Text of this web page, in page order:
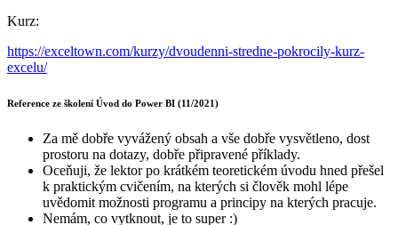
Kurz:
https://exceltown.com/kurzy/dvoudenni-stredne-pokrocily-kurz-
excelu/
Reference ze školení Úvod do Power BI (11/2021)
Za mě dobře vyvážený obsah a vše dobře vysvětleno, dost
prostoru na dotazy, dobře připravené příklady.
Oceňuji, že lektor po krátkém teoretickém úvodu hned přešel
k praktickým cvičením, na kterých si člověk mohl lépe
uvědomit možnosti programu a principy na kterých pracuje.
Nemám, co vytknout, je to super :)